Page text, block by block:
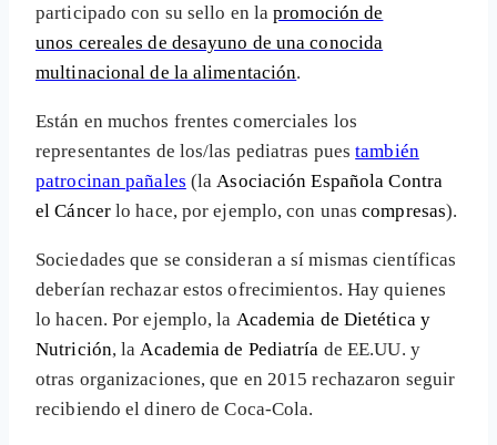
participado con su sello en lapromoción de
unos cereales de desayuno de una conocida
multinacional de la alimentación.
Están en muchos frentes comerciales los
representantes de los/las pediatras puestambién
patrocinan pañales (la Asociación Española Contra
el Cáncerlo hace, por ejemplo, con unascompresas).
Sociedades que se consideran a sí mismas científicas
deberían rechazar estos ofrecimientos. Hay quienes
lo hacen. Por ejemplo, la Academia de Dietética y
Nutrición, la Academia de Pediatría de EE.UU. y
otras organizaciones, que en 2015 rechazaron seguir
recibiendo el dinero de Coca-Cola.